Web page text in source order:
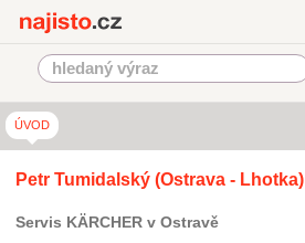
ÚVOD
Petr Tumidalský (Ostrava - Lhotka)
Servis KÄRCHER v Ostravě